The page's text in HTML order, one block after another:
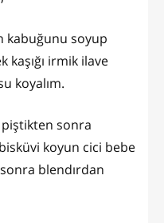
kabuğunu soyup
kaşığı irmik ilave
koyalım.
sonra
koyun cici bebe
blendırdan